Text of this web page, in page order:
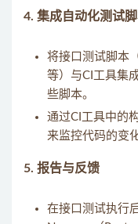
4. 集成自动化测试
将接口测试脚本
等）与CI工具集
些脚本。
通过CI工具中的
来监控代码的变
5. 报告与反馈
在接口测试执行